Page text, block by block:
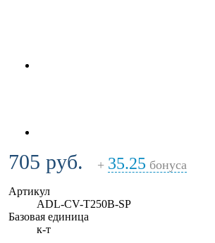
705 руб. + 35.25 бонуса
Артикул
ADL-CV-T250B-SP
Базовая единица
к-т